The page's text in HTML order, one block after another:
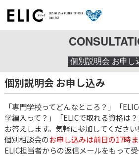
個別説明会 お申し
個別説明会 お申し込み
「専門学校ってどんなところ？」「
学編入って？」「ELICで取れる資格は
お答えします。気軽に参加してください!
個別相談会のお申し込みは前日の17時
ELIC担当者からの返信メールをもって